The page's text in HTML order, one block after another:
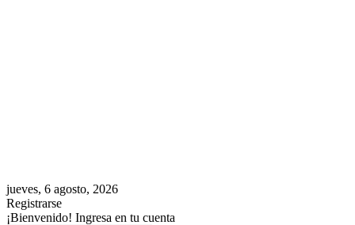
jueves, 6 agosto, 2026
Registrarse
¡Bienvenido! Ingresa en tu cuenta